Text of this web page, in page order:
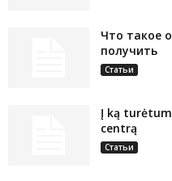
Что такое
получить
Статьи
Į ką
centrą
Статьи